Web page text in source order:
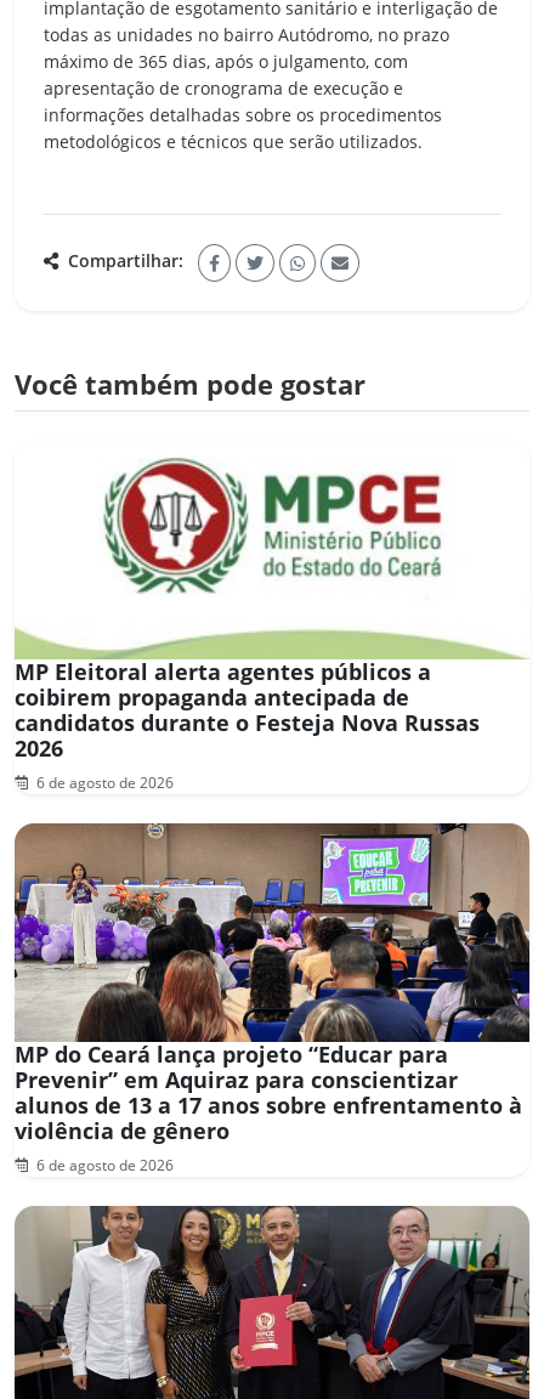
implantação de esgotamento sanitário e interligação de
todas as unidades no bairro Autódromo, no prazo
máximo de 365 dias, após o julgamento, com
apresentação de cronograma de execução e
informações detalhadas sobre os procedimentos
metodológicos e técnicos que serão utilizados.
Compartilhar:
Você também pode gostar
MP Eleitoral alerta agentes públicos a
coibirem propaganda antecipada de
candidatos durante o Festeja Nova Russas
2026
6 de agosto de 2026
MP do Ceará lança projeto “Educar para
Prevenir” em Aquiraz para conscientizar
alunos de 13 a 17 anos sobre enfrentamento à
violência de gênero
6 de agosto de 2026